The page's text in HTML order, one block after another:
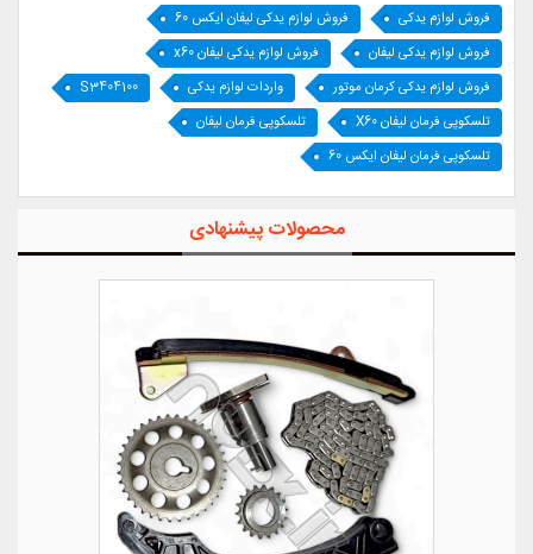
فروش لوازم یدکی
فروش لوازم یدکی لیفان ایکس 60
فروش لوازم یدکی لیفان
فروش لوازم یدکی لیفان x60
فروش لوازم یدکی کرمان موتور
واردات لوازم یدکی
S3404100
تلسکوپی فرمان لیفان X60
تلسکوپی فرمان لیفان
تلسکوپی فرمان لیفان ایکس 60
محصولات پیشنهادی